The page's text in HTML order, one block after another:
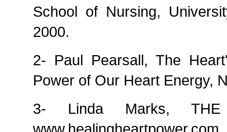
School of Nursing,
2000.
2- Paul Pearsall, The
Power of Our Heart Energy,
3- Linda Marks,